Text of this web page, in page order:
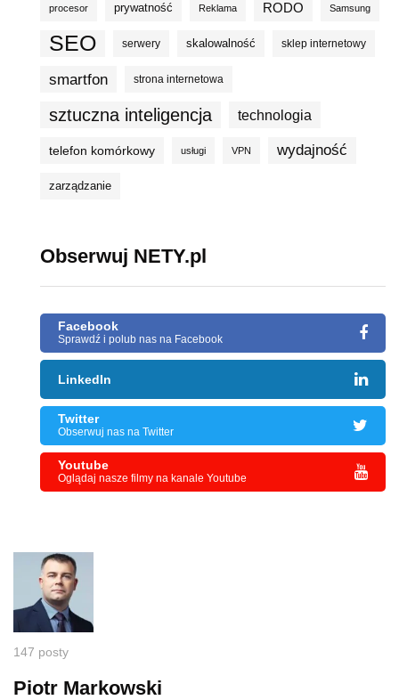
procesor prywatność Reklama RODO Samsung
SEO serwery skalowalność sklep internetowy
smartfon strona internetowa
sztuczna inteligencja technologia
telefon komórkowy usługi VPN wydajność
zarządzanie
Obserwuj NETY.pl
Facebook
Sprawdź i polub nas na Facebook
LinkedIn
Twitter
Obserwuj nas na Twitter
Youtube
Oglądaj nasze filmy na kanale Youtube
147 posty
Piotr Markowski